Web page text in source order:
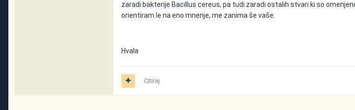
zaradi bakterije Bacillus cereus, pa tudi zaradi ostalih stvari ki so
orientiram le na eno mnenje, me zanima še vaše.
Hvala
Citiraj